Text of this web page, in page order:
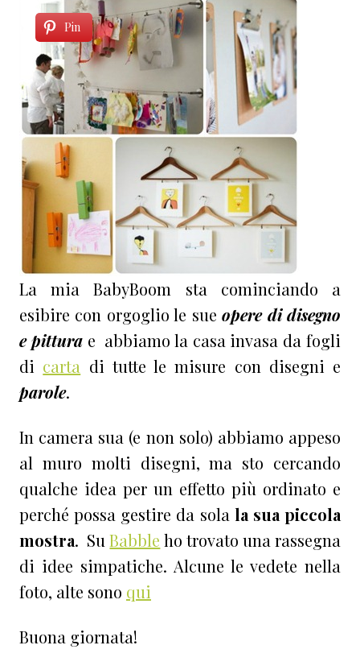
Pin
La mia BabyBoom sta cominciando a
esibire con orgoglio le sueopere di disegno
e pitturae abbiamo la casa invasa da fogli
di carta di tutte le misure con disegni e
parole.
In camera sua (e non solo) abbiamo appeso
al muro molti disegni, ma sto cercando
qualche idea per un effetto più ordinato e
perché possa gestire da sola la sua piccola
mostra. SuBabble ho trovato una rassegna
di idee simpatiche. Alcune le vedete nella
foto, alte sono qui
Buona giornata!